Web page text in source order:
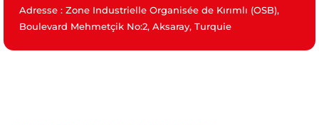
Adresse : Zone Industrielle Organisée de Kırımlı (OSB),
Boulevard Mehmetçik No:2, Aksaray, Turquie